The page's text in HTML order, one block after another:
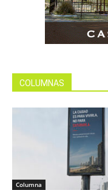
COLUMNAS
Columna